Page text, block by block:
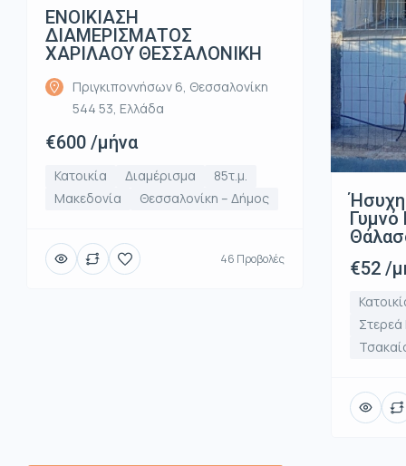
ΕΝΟΙΚΙΑΣΗ
ΔΙΑΜΕΡΙΣΜΑΤΟΣ
ΧΑΡΙΛΑΟΥ ΘΕΣΣΑΛΟΝΙΚΗ
Πριγκιποννήσων 6, Θεσσαλονίκη
544 53, Ελλάδα
€600 /μήνα
Κατοικία Διαμέρισμα
85τ.μ.
Μακεδονία
Θεσσαλονίκη – Δήμος
46 Προβολές
Γυμνό
€52 /